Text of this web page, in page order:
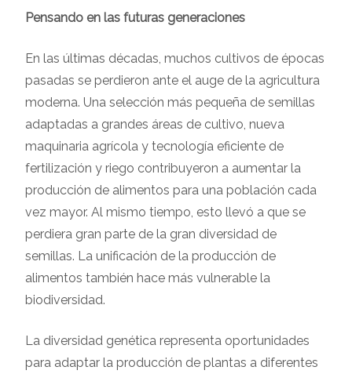
Pensando en las futuras generaciones
En las últimas décadas, muchos cultivos de épocas
pasadas se perdieron ante el auge de la agricultura
moderna. Una selección más pequeña de semillas
adaptadas a grandes áreas de cultivo, nueva
maquinaria agrícola y tecnología eficiente de
fertilización y riego contribuyeron a aumentar la
producción de alimentos para una población cada
vez mayor. Al mismo tiempo, esto llevó a que se
perdiera gran parte de la gran diversidad de
semillas. La unificación de la producción de
alimentos también hace más vulnerable la
biodiversidad.
La diversidad genética representa oportunidades
para adaptar la producción de plantas a diferentes